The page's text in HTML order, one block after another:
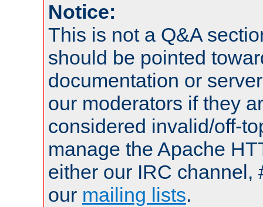
Notice:
This is not a Q&A
should be pointed
documentation or
our moderators if they
considered invalid/off-
manage the Apache
either our IRC channel,
our mailing lists.